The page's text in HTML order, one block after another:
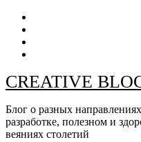
Перейти
содержанию
CREATIVE
Блог о разных
разработке, полезном и
веяниях столетий